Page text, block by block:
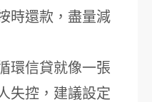
時還款，盡量減
環信貸就像一張
失控，建議設定